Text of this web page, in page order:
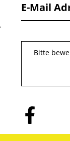
E-Mail
Bitte
Folge
uns
auf